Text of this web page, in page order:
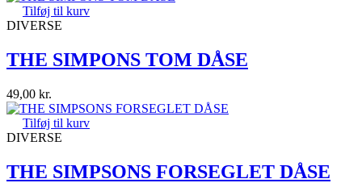
Tilføj til kurv
DIVERSE
THE SIMPONS TOM DÅSE
49,00 kr.
Tilføj til kurv
DIVERSE
THE SIMPSONS FORSEGLET DÅSE